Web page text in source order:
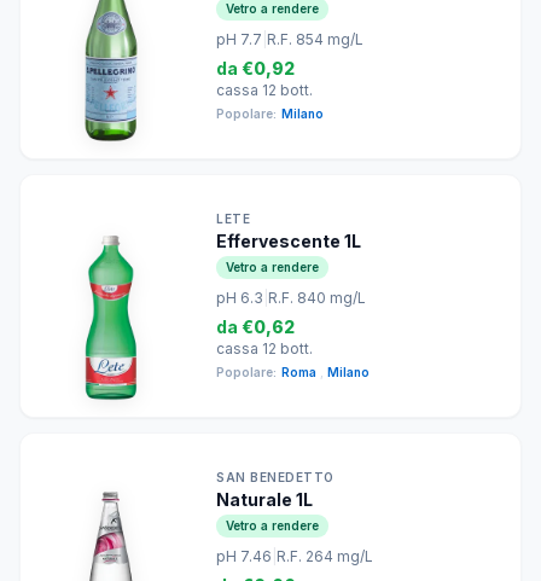
Vetro a rendere
pH 7.7 R.F. 854 mg/L
da €0,92
cassa 12 bott.
Popolare: Milano
LETE
Effervescente 1L
Vetro a rendere
pH 6.3 R.F. 840 mg/L
da €0,62
cassa 12 bott.
Popolare: Roma Milano
SAN BENEDETTO
Naturale 1L
Vetro a rendere
pH 7.46 R.F. 264 mg/L